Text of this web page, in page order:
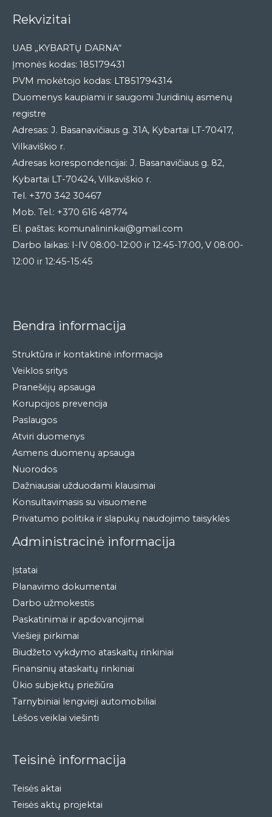
Rekvizitai
UAB „KYBARTŲ DARNA“
Įmonės kodas: 185179431
PVM mokėtojo kodas: LT851794314
Duomenys kaupiami ir saugomi Juridinių asmenų
registre
Adresas: J. Basanavičiaus g. 31A, Kybartai LT-70417,
Vilkaviškio r.
Adresas korespondencijai: J. Basanavičiaus g. 82,
Kybartai LT-70424, Vilkaviškio r.
Tel. +370 342 30467
Mob. Tel.: +370 616 48774
El. paštas: komunalininkai@gmail.com
Darbo laikas: I-IV 08:00-12:00 ir 12:45-17:00, V 08:00-
12:00 ir 12:45-15:45
Bendra informacija
Struktūra ir kontaktinė informacija
Veiklos sritys
Pranešėjų apsauga
Korupcijos prevencija
Paslaugos
Atviri duomenys
Asmens duomenų apsauga
Nuorodos
Dažniausiai užduodami klausimai
Konsultavimasis su visuomene
Privatumo politika ir slapukų naudojimo taisyklės
Administracinė informacija
Įstatai
Planavimo dokumentai
Darbo užmokestis
Paskatinimai ir apdovanojimai
Viešieji pirkimai
Biudžeto vykdymo ataskaitų rinkiniai
Finansinių ataskaitų rinkiniai
Ūkio subjektų priežiūra
Tarnybiniai lengvieji automobiliai
Lėšos veiklai viešinti
Teisinė informacija
Teisės aktai
Teisės aktų projektai